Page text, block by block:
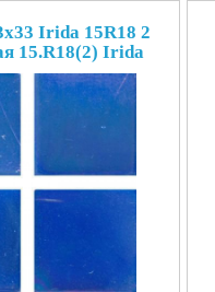
Irida 15R18 2
15.R18(2) Irida